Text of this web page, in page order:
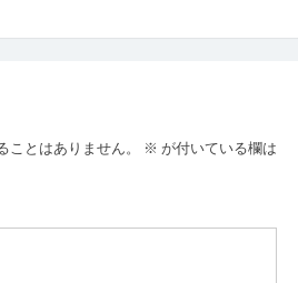
とはありません。 ※ が付いている欄は